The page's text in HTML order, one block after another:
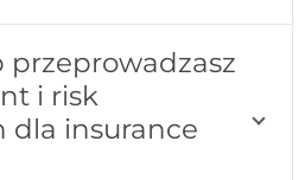
przeprowadzasz
i risk
insurance